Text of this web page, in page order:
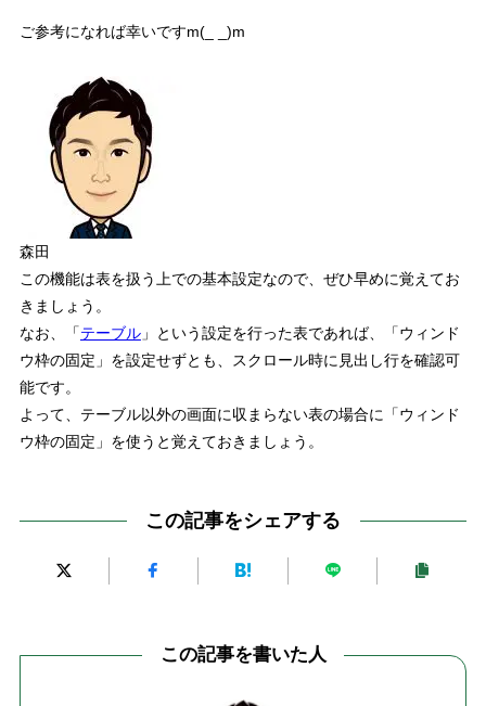
ご参考になれば幸いですm(_ _)m
森田
この機能は表を扱う上での基本設定なので、ぜひ早めに覚えてお
きましょう。
なお、「テーブル」という設定を行った表であれば、「ウィンド
ウ枠の固定」を設定せずとも、スクロール時に見出し行を確認可
能です。
よって、 テーブル以外の画面に収まらない表の場合に「ウィンド
ウ枠の固定」を使う と覚えておきましょう。
この記事をシェアする
この記事を書いた人